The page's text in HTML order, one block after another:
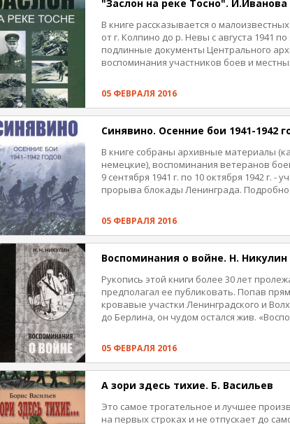
"Заслон на реке Тосно". И.Иванова
В книге рассказывается о
от г. Колпино до р. Невы с августа 1941
подлинные документы Центрального
воспоминания участников боев и
Книга иллюстрирована пояснительными
военных лет.
Сборник дополняет летопись
05 ФЕВРАЛЯ 2016
Синявино. Осенние бои 1941-1942
В книге собраны архивные материалы
немецкие), воспоминания ветеранов
9 сентября 1941 г. по 10 октября 1942 г. -
прорыва блокады Ленинграда.
октября 1942 г. силами Ленинградского и
предотвратившая штурм Ленинграда и
противника, чем способствовала победе
Сталинградом.
05 ФЕВРАЛЯ 2016
Воспоминания о войне. Н. Никулин
Рукопись этой книги более 30 лет
предполагал ее публиковать. Попав
кровавые участки Ленинградского и
до Берлина, он чудом остался жив.
бодрых, ура-патриотических описаний
выдержан в духе жесткой окопной
05 ФЕВРАЛЯ 2016
А зори здесь тихие. Б. Васильев
Это самое трогательное и лучшее
на первых строках и не отпускает до